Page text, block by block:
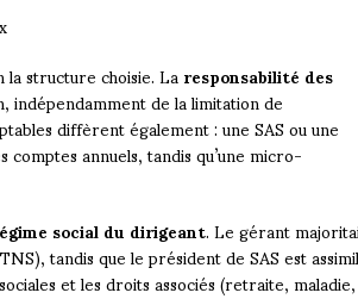
structure choisie. Laresponsabilité des
de la limitation de
diffèrent également : une SAS ou une
annuels, tandis qu’une micro-
social du dirigeant. Le gérant
tandis que le président de SAS est
et les droits associés (retraite, maladie,